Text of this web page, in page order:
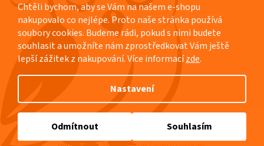
Chtěli bychom, aby se Vám na našem e-shopu
nakupovalo co nejlépe. Proto naše stránka používá
soubory cookies. Budeme rádi, pokud s nimi budete
souhlasit a umožníte nám zprostředkovat Vám ještě
lepší zážitek z nakupování.Více informacízde.
Nastavení
Odmítnout Souhlasím
Copyright 2026Pyžamový ráj Rozárka. Všechna práva